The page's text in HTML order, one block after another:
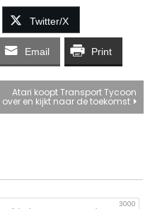
Twitter/X
Email Print
Atari koopt Transport Tycoon
over en kijkt naar de toekomst
3000